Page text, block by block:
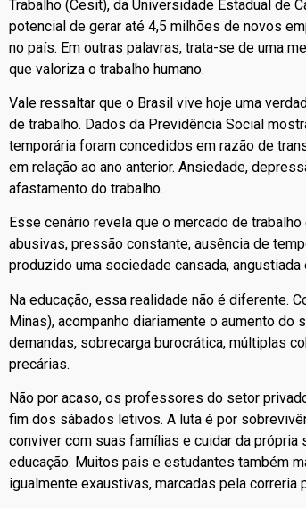
Trabalho (Cesit), da Universidade Estadual de
potencial de gerar até 4,5 milhões de novos
no país. Em outras palavras, trata-se de uma
que valoriza o trabalho humano.
Vale ressaltar que o Brasil vive hoje uma
de trabalho. Dados da Previdência Social
temporária foram concedidos em razão de
em relação ao ano anterior. Ansiedade,
afastamento do trabalho.
Esse cenário revela que o mercado de
abusivas, pressão constante, ausência de
produzido uma sociedade cansada,
Na educação, essa realidade não é diferente.
Minas), acompanho diariamente o aumento
demandas, sobrecarga burocrática, múltiplas
precárias.
Não por acaso, os professores do setor
fim dos sábados letivos. A luta é por
conviver com suas famílias e cuidar da própria
educação. Muitos pais e estudantes também
igualmente exaustivas, marcadas pela